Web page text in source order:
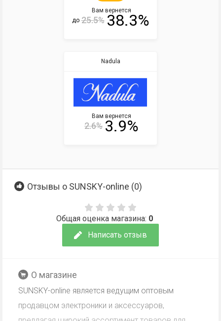
Вам вернется
до 25.5% 38.3%
Nadula
Вам вернется
2.6% 3.9%
Отзывы о SUNSKY-online (0)
Написать отзыв
Общая оценка магазина: 0
О магазине
SUNSKY-online является ведущим оптовым
продавцом электроники и аксессуаров,